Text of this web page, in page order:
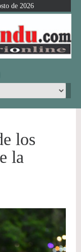
de 2026
los
la